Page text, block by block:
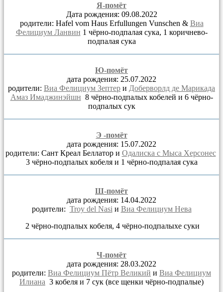
Я-помёт
Дата рождения: 09.08.2022
родители: Hafel vom Haus Erfullungen Vunschen & Виа
Фелициум Ланвин 1 чёрно-подпалая сука, 1 коричнево-
подпалая сука
Ю-помёт
дата рождения: 25.07.2022
родители: Виа Фелициум Зептер и Доберворлд де Марикада
Амаз Имаджинэйшн 8 чёрно-подпалых кобелей и 6 чёрно-
подпалых сук
Э -помёт
дата рождения: 15.07.2022
родители: Сант Креал Беллатор и Одалиска с Мыса Херсонес
3 чёрно-подпалых кобеля и 1 чёрно-подпалая сука
Ш-помёт
дата рождения: 14.04.2022
родители: Troy del Nasi и Виа Фелициум Нева
2 чёрно-подпалых кобеля, 4 чёрно-подпалыхе суки
Ч-помёт
дата рождения: 28.03.2022
родители: Виа Фелициум Пётр Великий и Виа Фелициум
Илиана 3 кобеля и 7 сук (все щенки чёрно-подпалые)